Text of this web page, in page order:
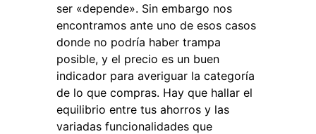
ser «depende». Sin embargo nos
encontramos ante uno de esos casos
donde no podría haber trampa
posible, y el precio es un buen
indicador para averiguar la categoría
de lo que compras. Hay que hallar el
equilibrio entre tus ahorros y las
variadas funcionalidades que